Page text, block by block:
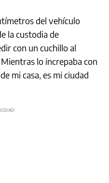
del vehículo
la custodia de
con un cuchillo al
lo increpaba con
mi casa, es mi ciudad